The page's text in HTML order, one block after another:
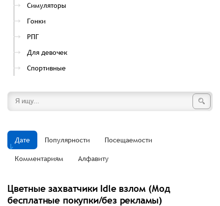
Симуляторы
Гонки
РПГ
Для девочек
Спортивные
Дате Популярности Посещаемости
Комментариям Алфавиту
Цветные захватчики Idle взлом (Мод
бесплатные покупки/без рекламы)